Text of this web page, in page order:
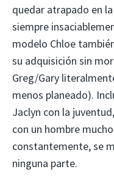
quedar atrapado en
siempre
modelo Chloe
su adquisición sin
Greg/Gary
menos planeado).
Jaclyn con la
con un hombre
constantemente, se
ninguna parte.